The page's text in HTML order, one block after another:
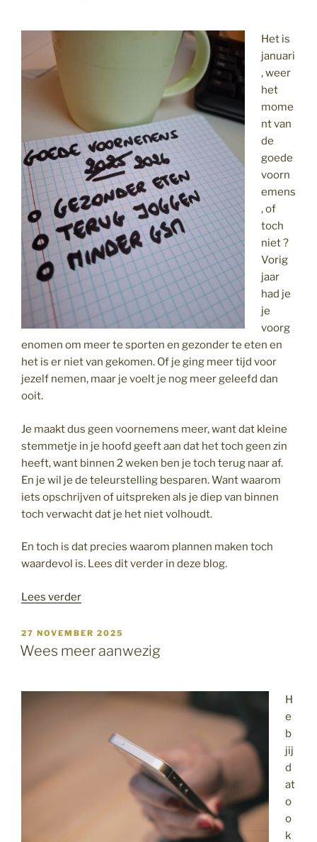
Het is
januari
, weer
het
mome
nt van
de
goede
voorn
emens
, of
toch
niet ?
Vorig
jaar
had je
je
voorg
enomen om meer te sporten en gezonder te eten en
het is er niet van gekomen. Of je ging meer tijd voor
jezelf nemen, maar je voelt je nog meer geleefd dan
ooit.
Je maakt dus geen voornemens meer, want dat kleine
stemmetje in je hoofd geeft aan dat het toch geen zin
heeft, want binnen 2 weken ben je toch terug naar af.
En je wil je de teleurstelling besparen. Want waarom
iets opschrijven of uitspreken als je diep van binnen
toch verwacht dat je het niet volhoudt.
En toch is dat precies waarom plannen maken toch
waardevol is. Lees dit verder in deze blog.
Lees verder“Waarom
maken
toch
GEPLAATST
OP
27 NOVEMBER 2025
Wees meer aanwezig
H
e
b
jij
d
at
o
o
k